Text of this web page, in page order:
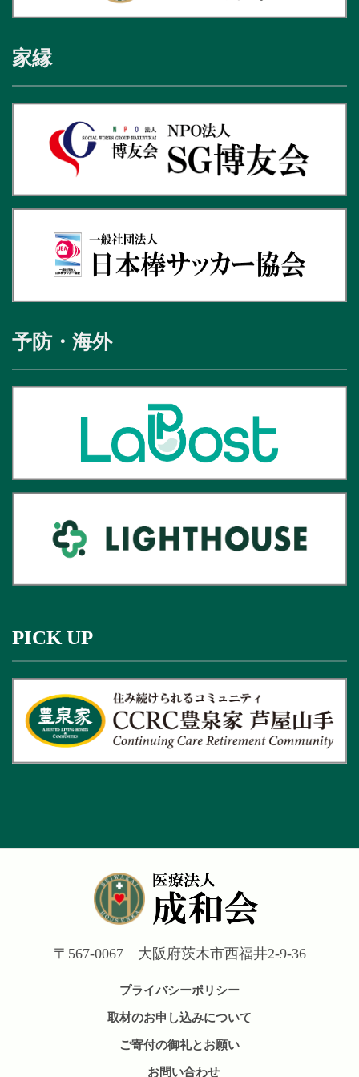
家縁
予防・海外
PICK UP
〒567-0067 大阪府茨木市西福井2-9-36
プライバシーポリシー
取材のお申し込みについて
ご寄付の御礼とお願い
お問い合わせ